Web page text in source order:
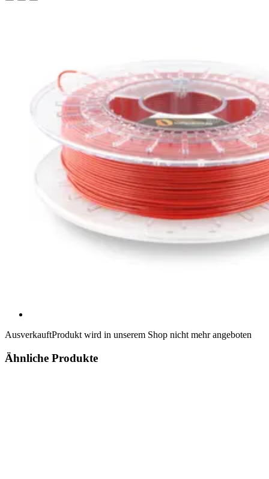
AusverkauftProdukt wird in unserem Shop nicht mehr angeboten
Ähnliche Produkte